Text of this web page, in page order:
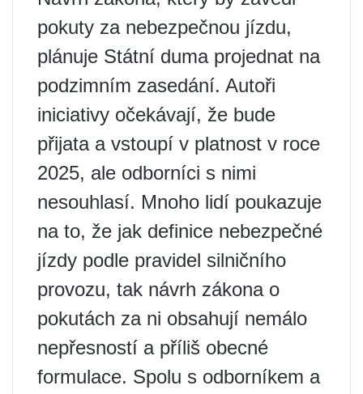
pokuty za nebezpečnou jízdu,
plánuje Státní duma projednat na
podzimním zasedání. Autoři
iniciativy očekávají, že bude
přijata a vstoupí v platnost v roce
2025, ale odborníci s nimi
nesouhlasí. Mnoho lidí poukazuje
na to, že jak definice nebezpečné
jízdy podle pravidel silničního
provozu, tak návrh zákona o
pokutách za ni obsahují nemálo
nepřesností a příliš obecné
formulace. Spolu s odborníkem a